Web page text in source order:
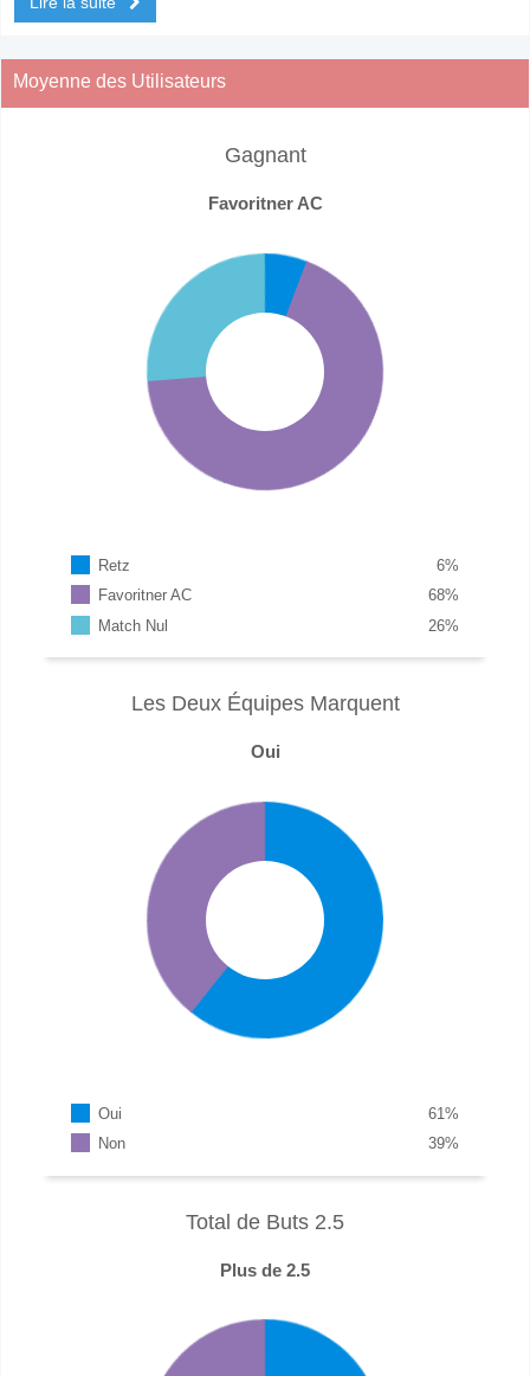
Moyenne des Utilisateurs
Gagnant
Favoritner AC
Retz %
6
Favoritner AC
%
68
Match Nul
%
26
Les Deux Équipes Marquent
Oui
Oui %
61
Non
%
39
Total de Buts 2.5
Plus de 2.5